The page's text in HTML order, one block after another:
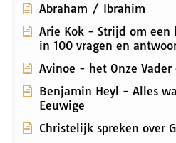
Abraham / Ibrahim
Arie Kok - Strijd om een
in 100 vragen en
Avinoe - het Onze Vader
Benjamin Heyl - Alles
Eeuwige
Christelijk spreken over